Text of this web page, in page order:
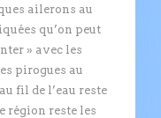
ailerons au
qu’on peut
» avec les
pirogues au
fil de l’eau reste
région reste les